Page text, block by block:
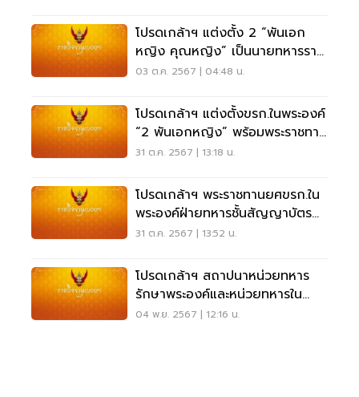
โปรดเกล้าฯ แต่งตั้ง 2 “พันเอก
หญิง คุณหญิง” เป็นนายทหารราช
องครักษ์พิเศษ
03 ต.ค. 2567 | 04:48 น.
โปรดเกล้าฯ แต่งตั้งขรก.ในพระองค์
“2 พันเอกหญิง” พร้อมพระราชทาน
ยศ พลตรีหญิง
31 ต.ค. 2567 | 13:18 น.
โปรดเกล้าฯ พระราชทานยศขรก.ใน
พระองค์ฝ่ายทหารชั้นสัญญาบัตร
142 นาย
31 ต.ค. 2567 | 13:52 น.
โปรดเกล้าฯ สถาปนาหน่วยทหาร
รักษาพระองค์และหน่วยทหารใน
พระองค์ 67 หน่วย
04 พ.ย. 2567 | 12:16 น.